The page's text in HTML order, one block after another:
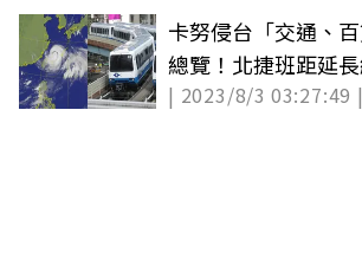
卡努侵台「交通、百
總覽！北捷班距延
休館
| 2023/8/3 03:27:49 |